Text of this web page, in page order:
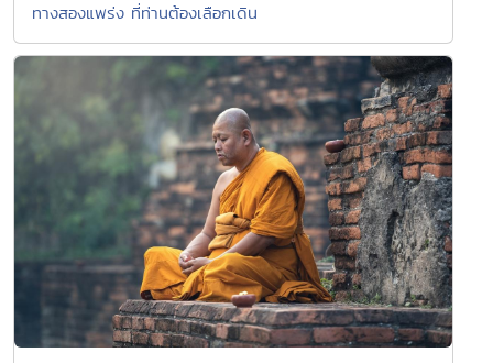
ทางสองแพร่ง ที่ท่านต้องเลือกเดิน